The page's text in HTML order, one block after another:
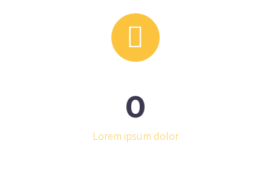


0
Lorem ipsum dolor